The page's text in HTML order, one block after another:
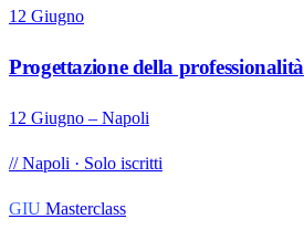
12 Giugno
Progettazione della professionalità
12 Giugno – Napoli
// Napoli · Solo iscritti
GIU Masterclass